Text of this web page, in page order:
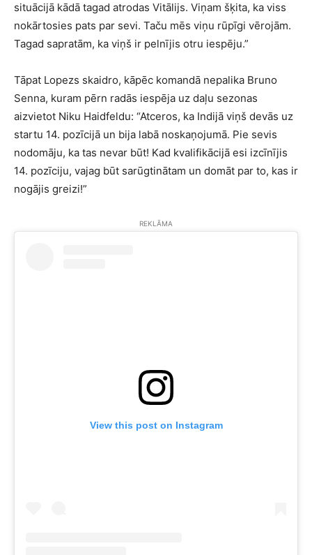
situācijā kādā tagad atrodas Vitālijs. Viņam šķita, ka viss
nokārtosies pats par sevi. Taču mēs viņu rūpīgi vērojām.
Tagad sapratām, ka viņš ir pelnījis otru iespēju.”
Tāpat Lopezs skaidro, kāpēc komandā nepalika Bruno
Senna, kuram pērn radās iespēja uz daļu sezonas
aizvietot Niku Haidfeldu: “Atceros, ka Indijā viņš devās uz
startu 14. pozīcijā un bija labā noskaņojumā. Pie sevis
nodomāju, ka tas nevar būt! Kad kvalifikācijā esi izcīnījis
14. pozīciju, vajag būt sarūgtinātam un domāt par to, kas ir
nogājis greizi!”
REKLĀMA
View this post on Instagram